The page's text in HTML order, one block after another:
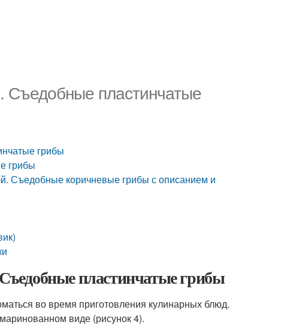
Съедобные пластинчатые
грибы
грибы
Съедобные коричневые грибы с описанием и
пластинчатые грибы
во время приготовления кулинарных блюд.
виде (рисунок 4).